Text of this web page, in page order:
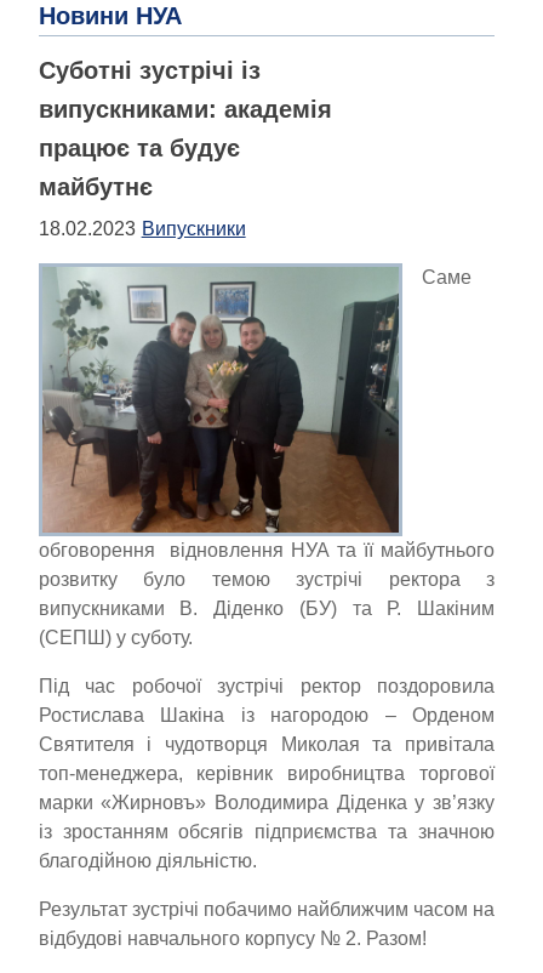
Новини НУА
Суботні зустрічі із
випускниками: академія
працює та будує
майбутнє
18.02.2023 Випускники
Саме
обговорення відновлення НУА та її майбутнього
розвитку було темою зустрічі ректора з
випускниками В. Діденко (БУ) та Р. Шакіним
(СЕПШ) у суботу.
Під час робочої зустрічі ректор поздоровила
Ростислава Шакіна із нагородою – Орденом
Святителя і чудотворця Миколая та привітала
топ-менеджера, керівник виробництва торгової
марки «Жирновъ» Володимира Діденка у зв’язку
із зростанням обсягів підприємства та значною
благодійною діяльністю.
Результат зустрічі побачимо найближчим часом на
відбудові навчального корпусу № 2. Разом!